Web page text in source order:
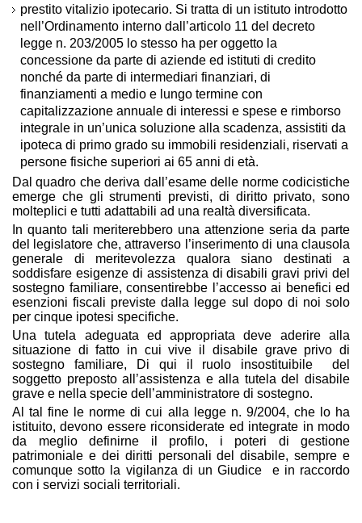
prestito vitalizio ipotecario. Si tratta di un istituto introdotto
nell’Ordinamento interno dall’articolo 11 del decreto
legge n. 203/2005 lo stesso ha per oggetto la
concessione da parte di aziende ed istituti di credito
nonché da parte di intermediari finanziari, di
finanziamenti a medio e lungo termine con
capitalizzazione annuale di interessi e spese e rimborso
integrale in un’unica soluzione alla scadenza, assistiti da
ipoteca di primo grado su immobili residenziali, riservati a
persone fisiche superiori ai 65 anni di età.
Dal quadro che deriva dall’esame delle norme codicistiche
emerge che gli strumenti previsti, di diritto privato, sono
molteplici e tutti adattabili ad una realtà diversificata.
In quanto tali meriterebbero una attenzione seria da parte
del legislatore che, attraverso l’inserimento di una clausola
generale di meritevolezza qualora siano destinati a
soddisfare esigenze di assistenza di disabili gravi privi del
sostegno familiare, consentirebbe l’accesso ai benefici ed
esenzioni fiscali previste dalla legge sul dopo di noi solo
per cinque ipotesi specifiche.
Una tutela adeguata ed appropriata deve aderire alla
situazione di fatto in cui vive il disabile grave privo di
sostegno familiare, Di qui il ruolo insostituibile del
soggetto preposto all’assistenza e alla tutela del disabile
grave e nella specie dell’amministratore di sostegno.
Al tal fine le norme di cui alla legge n. 9/2004, che lo ha
istituito, devono essere riconsiderate ed integrate in modo
da meglio definirne il profilo, i poteri di gestione
patrimoniale e dei diritti personali del disabile, sempre e
comunque sotto la vigilanza di un Giudice e in raccordo
con i servizi sociali territoriali.